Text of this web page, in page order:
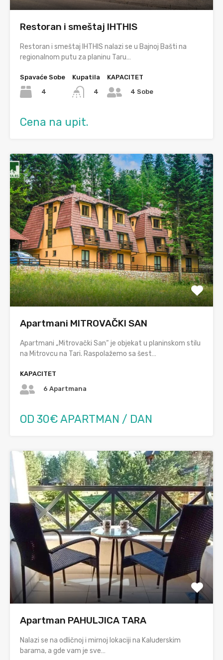
Restoran i smeštaj IHTHIS
Restoran i smeštaj IHTHIS nalazi se u Bajnoj Bašti na
regionalnom putu za planinu Taru…
Spavaće Sobe
4
Kupatila
4
KAPACITET
4 Sobe
Cena na upit.
Apartmani MITROVAČKI SAN
Apartmani „Mitrovački San“ je objekat u planinskom stilu
na Mitrovcu na Tari. Raspolažemo sa šest…
KAPACITET
6 Apartmana
OD 30€ APARTMAN / DAN
Apartman PAHULJICA TARA
Nalazi se na odličnoj i mirnoj lokaciji na Kaluđerskim
barama, a gde vam je sve…